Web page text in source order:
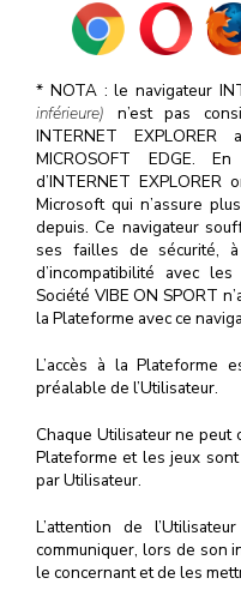
* NOTA : le navigateur
inférieure) n’est pas
INTERNET
MICROSOFT EDGE.
d’INTERNET
Microsoft qui n’assure
depuis. Ce navigateur
ses failles de sécurité,
d’incompatibilité avec
Société VIBE ON SPORT
la Plateforme avec ce
L’accès à la Plateforme
préalable de l’Utilisateur.
Chaque Utilisateur ne peut
Plateforme et les jeux
par Utilisateur.
L’attention de
communiquer, lors de son
le concernant et de les